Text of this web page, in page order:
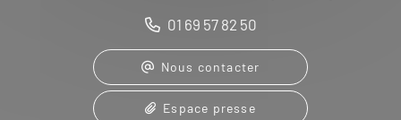
01 69 57 82 50
Nous contacter
Espace presse